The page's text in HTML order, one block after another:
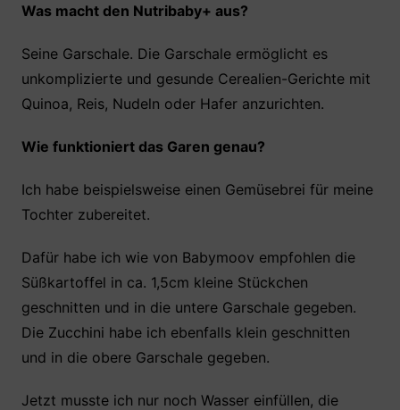
Was macht den Nutribaby+ aus?
Seine Garschale. Die Garschale ermöglicht es
unkomplizierte und gesunde Cerealien-Gerichte mit
Quinoa, Reis, Nudeln oder Hafer anzurichten.
Wie funktioniert das Garen genau?
Ich habe beispielsweise einen Gemüsebrei für meine
Tochter zubereitet.
Dafür habe ich wie von Babymoov empfohlen die
Süßkartoffel in ca. 1,5cm kleine Stückchen
geschnitten und in die untere Garschale gegeben.
Die Zucchini habe ich ebenfalls klein geschnitten
und in die obere Garschale gegeben.
Jetzt musste ich nur noch Wasser einfüllen, die